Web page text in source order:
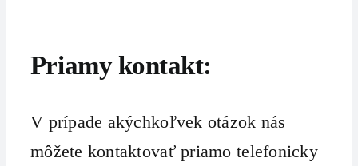
Priamy kontakt:
V prípade akýchkoľvek otázok nás
môžete kontaktovať priamo telefonicky